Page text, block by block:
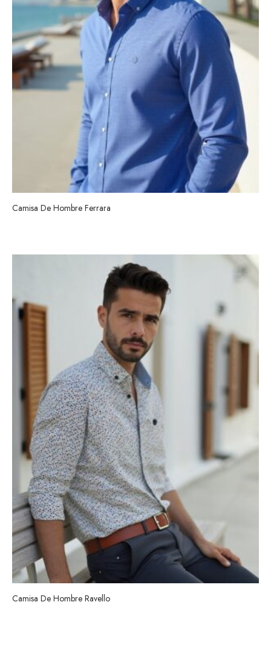
Camisa De Hombre Ferrara
Camisa De Hombre Ravello